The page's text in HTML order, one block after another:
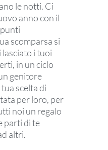
le notti. Ci
anno con il
scomparsa si
i tuoi
in un ciclo
genitore
scelta di
per loro, per
noi un regalo
parti di te
altri.